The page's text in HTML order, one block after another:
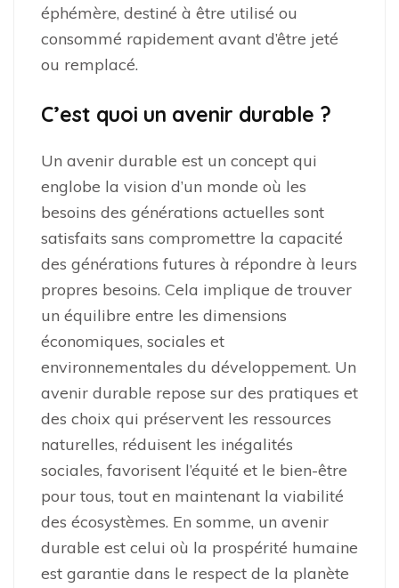
éphémère, destiné à être utilisé ou
consommé rapidement avant d’être jeté
ou remplacé.
C’est quoi un avenir durable ?
Un avenir durable est un concept qui
englobe la vision d’un monde où les
besoins des générations actuelles sont
satisfaits sans compromettre la capacité
des générations futures à répondre à leurs
propres besoins. Cela implique de trouver
un équilibre entre les dimensions
économiques, sociales et
environnementales du développement. Un
avenir durable repose sur des pratiques et
des choix qui préservent les ressources
naturelles, réduisent les inégalités
sociales, favorisent l’équité et le bien-être
pour tous, tout en maintenant la viabilité
des écosystèmes. En somme, un avenir
durable est celui où la prospérité humaine
est garantie dans le respect de la planète